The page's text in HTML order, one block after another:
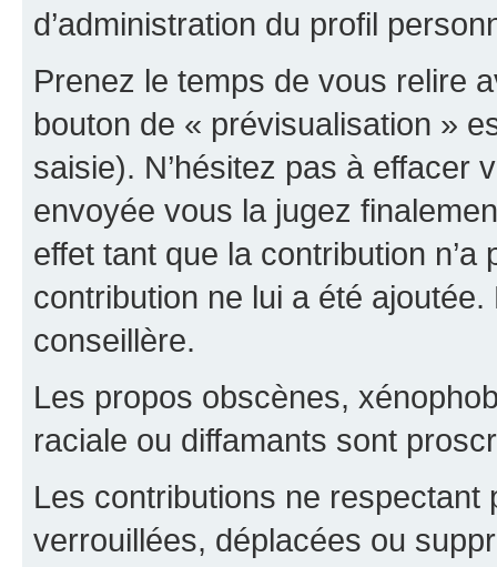
d’administration du profil
Prenez le temps de vous relire
bouton de « prévisualisation »
saisie). N’hésitez pas à effacer
envoyée vous la jugez
effet tant que la contribution n’a
contribution ne lui a été
conseillère.
Les propos obscènes,
raciale ou diffamants sont
Les contributions ne
verrouillées, déplacées ou